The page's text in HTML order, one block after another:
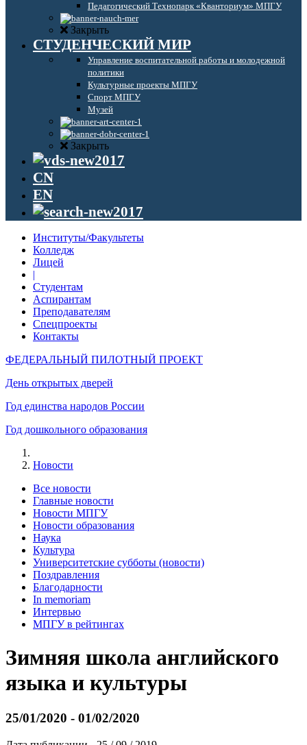
Педагогический Технопарк «Кванториум» МПГУ
Закрыть
СТУДЕНЧЕСКИЙ МИР
Управление воспитательной работы и молодежной
политики
Культурные проекты МПГУ
Спорт МПГУ
Музей
Закрыть
CN
EN
Институты/Факультеты
Колледж
Лицей
|
Студентам
Аспирантам
Преподавателям
Спецпроекты
Контакты
ФЕДЕРАЛЬНЫЙ ПИЛОТНЫЙ ПРОЕКТ
День открытых дверей
Год единства народов России
Год дошкольного образования
Новости
Все новости
Главные новости
Новости МПГУ
Новости образования
Наука
Культура
Университетские субботы (новости)
Поздравления
Благодарности
In memoriam
Интервью
МПГУ в рейтингах
Зимняя школа английского
языка и культуры
25/01/2020 - 01/02/2020